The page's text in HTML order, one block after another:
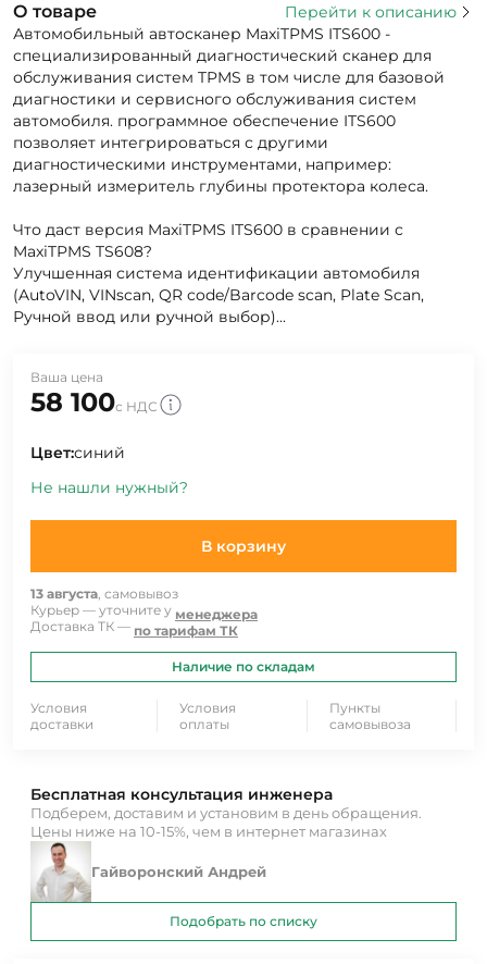
О товаре
Перейти к описанию
Автомобильный автосканер MaxiTPMS ITS600 -
специализированный диагностический сканер для
обслуживания систем TPMS в том числе для базовой
диагностики и сервисного обслуживания систем
автомобиля. программное обеспечение ITS600
позволяет интегрироваться с другими
диагностическими инструментами, например:
лазерный измеритель глубины протектора колеса.
Что даст версия MaxiTPMS ITS600 в сравнении с
MaxiTPMS TS608?
Улучшенная система идентификации автомобиля
(AutoVIN, VINscan, QR code/Barcode scan, Plate Scan,
Ручной ввод или ручной выбор)...
Ваша цена
58 100с НДС
Цвет:синий
Не нашли нужный?
В корзину
13 августа, самовывоз
Курьер — уточните у менеджера
Доставка ТК — по тарифам ТК
Наличие по складам
Условия
доставки
Условия
оплаты
Пункты
самовывоза
Бесплатная консультация инженера
Подберем, доставим и установим в день обращения.
Цены ниже на 10-15%, чем в интернет магазинах
Гайворонский Андрей
Подобрать по списку